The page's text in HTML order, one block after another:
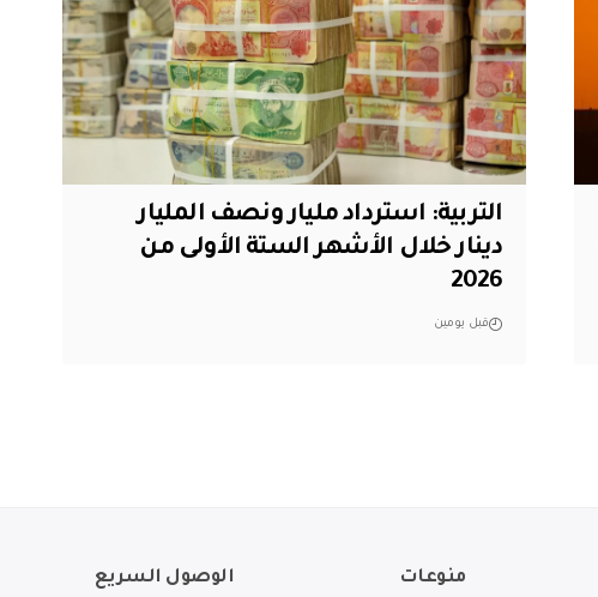
التربية: استرداد مليار ونصف المليار
دينار خلال الأشهر الستة الأولى من
2026
قبل يومين
منوعات الوصول السريع